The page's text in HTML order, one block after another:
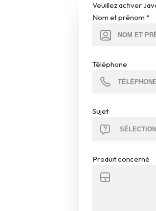
Veuillez activer
Nom et prénom*
Téléphone
Sujet
Produit concerné